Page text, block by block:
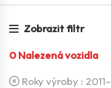
Zobrazit filtr
0Nalezená vozidla
Roky výroby :